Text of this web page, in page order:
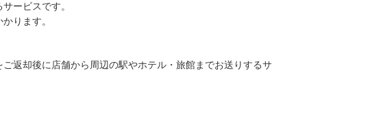
ービスです。
ります。
返却後に店舗から周辺の駅やホテル・旅館までお送りするサ